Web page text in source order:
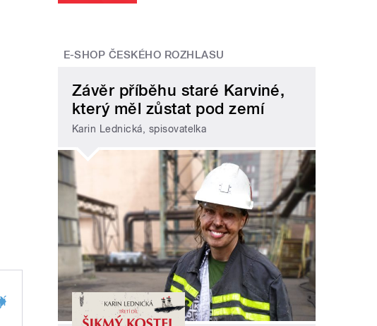
vztah k poezii, na která herecká setkání vzpomíná
E-SHOP ČESKÉHO ROZHLASU
Závěr příběhu staré Karviné,
který měl zůstat pod zemí
Karin Lednická, spisovatelka